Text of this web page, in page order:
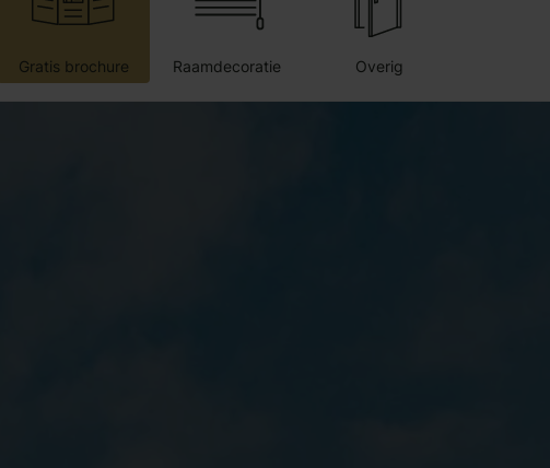
Gratis brochure Raamdecoratie Overig